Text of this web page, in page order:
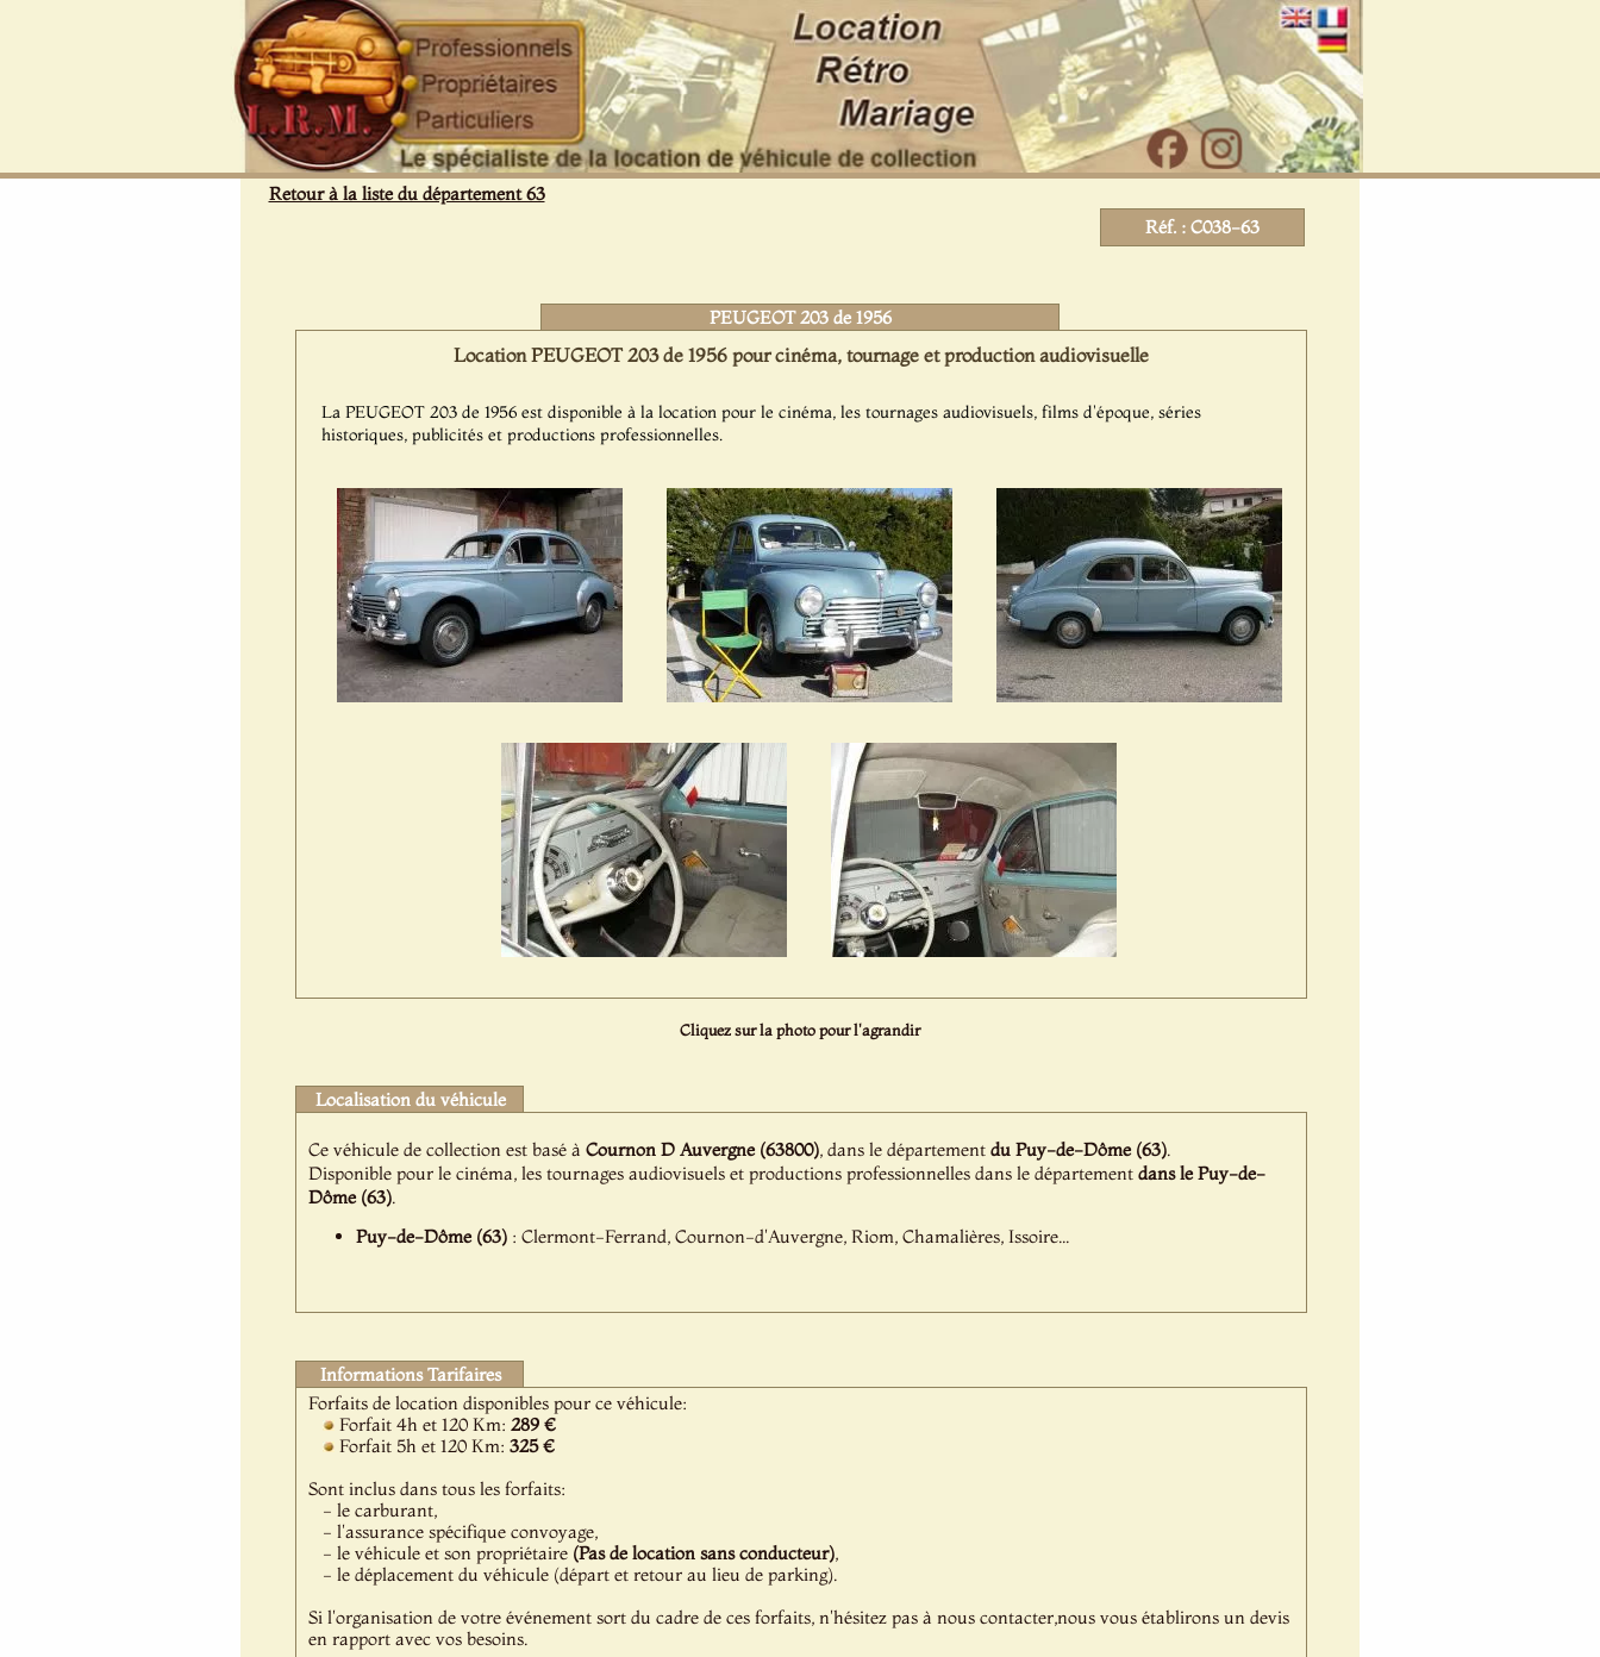
Retour à la liste du département 63
Réf. : C038-63
PEUGEOT 203 de 1956
Location PEUGEOT 203 de 1956 pour cinéma, tournage et production audiovisuelle
La PEUGEOT 203 de 1956 est disponible à la location pour le cinéma, les tournages audiovisuels, films d'époque, séries
historiques, publicités et productions professionnelles.
Cliquez sur la photo pour l'agrandir
Localisation du véhicule
Ce véhicule de collection est basé à Cournon D Auvergne (63800), dans le département du Puy-de-Dôme (63).
Disponible pour le cinéma, les tournages audiovisuels et productions professionnelles dans le département dans le Puy-de-
Dôme (63).
Puy-de-Dôme (63): Clermont-Ferrand, Cournon-d'Auvergne, Riom, Chamalières, Issoire...
Informations Tarifaires
Forfaits de location disponibles pour ce véhicule:
Forfait 4h et 120 Km: 289 €
Forfait 5h et 120 Km: 325 €
Sont inclus dans tous les forfaits:
- le carburant,
- l'assurance spécifique convoyage,
- le véhicule et son propriétaire (Pas de location sans conducteur),
- le déplacement du véhicule (départ et retour au lieu de parking).
Si l'organisation de votre événement sort du cadre de ces forfaits, n'hésitez pas à nous contacter,nous vous établirons un devis
en rapport avec vos besoins.
Panneau de gestion des cookies